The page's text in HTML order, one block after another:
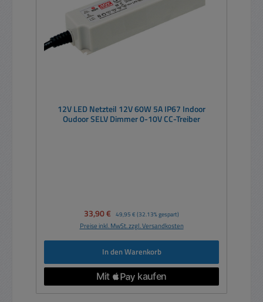
12V LED Netzteil 12V 60W 5A IP67 Indoor
Oudoor SELV Dimmer 0-10V CC-Treiber
Verkaufspreis:
33,90 € Regulärer Preis:
49,95 € (32.13% gespart)
Preise inkl. MwSt. zzgl. Versandkosten
In den Warenkorb